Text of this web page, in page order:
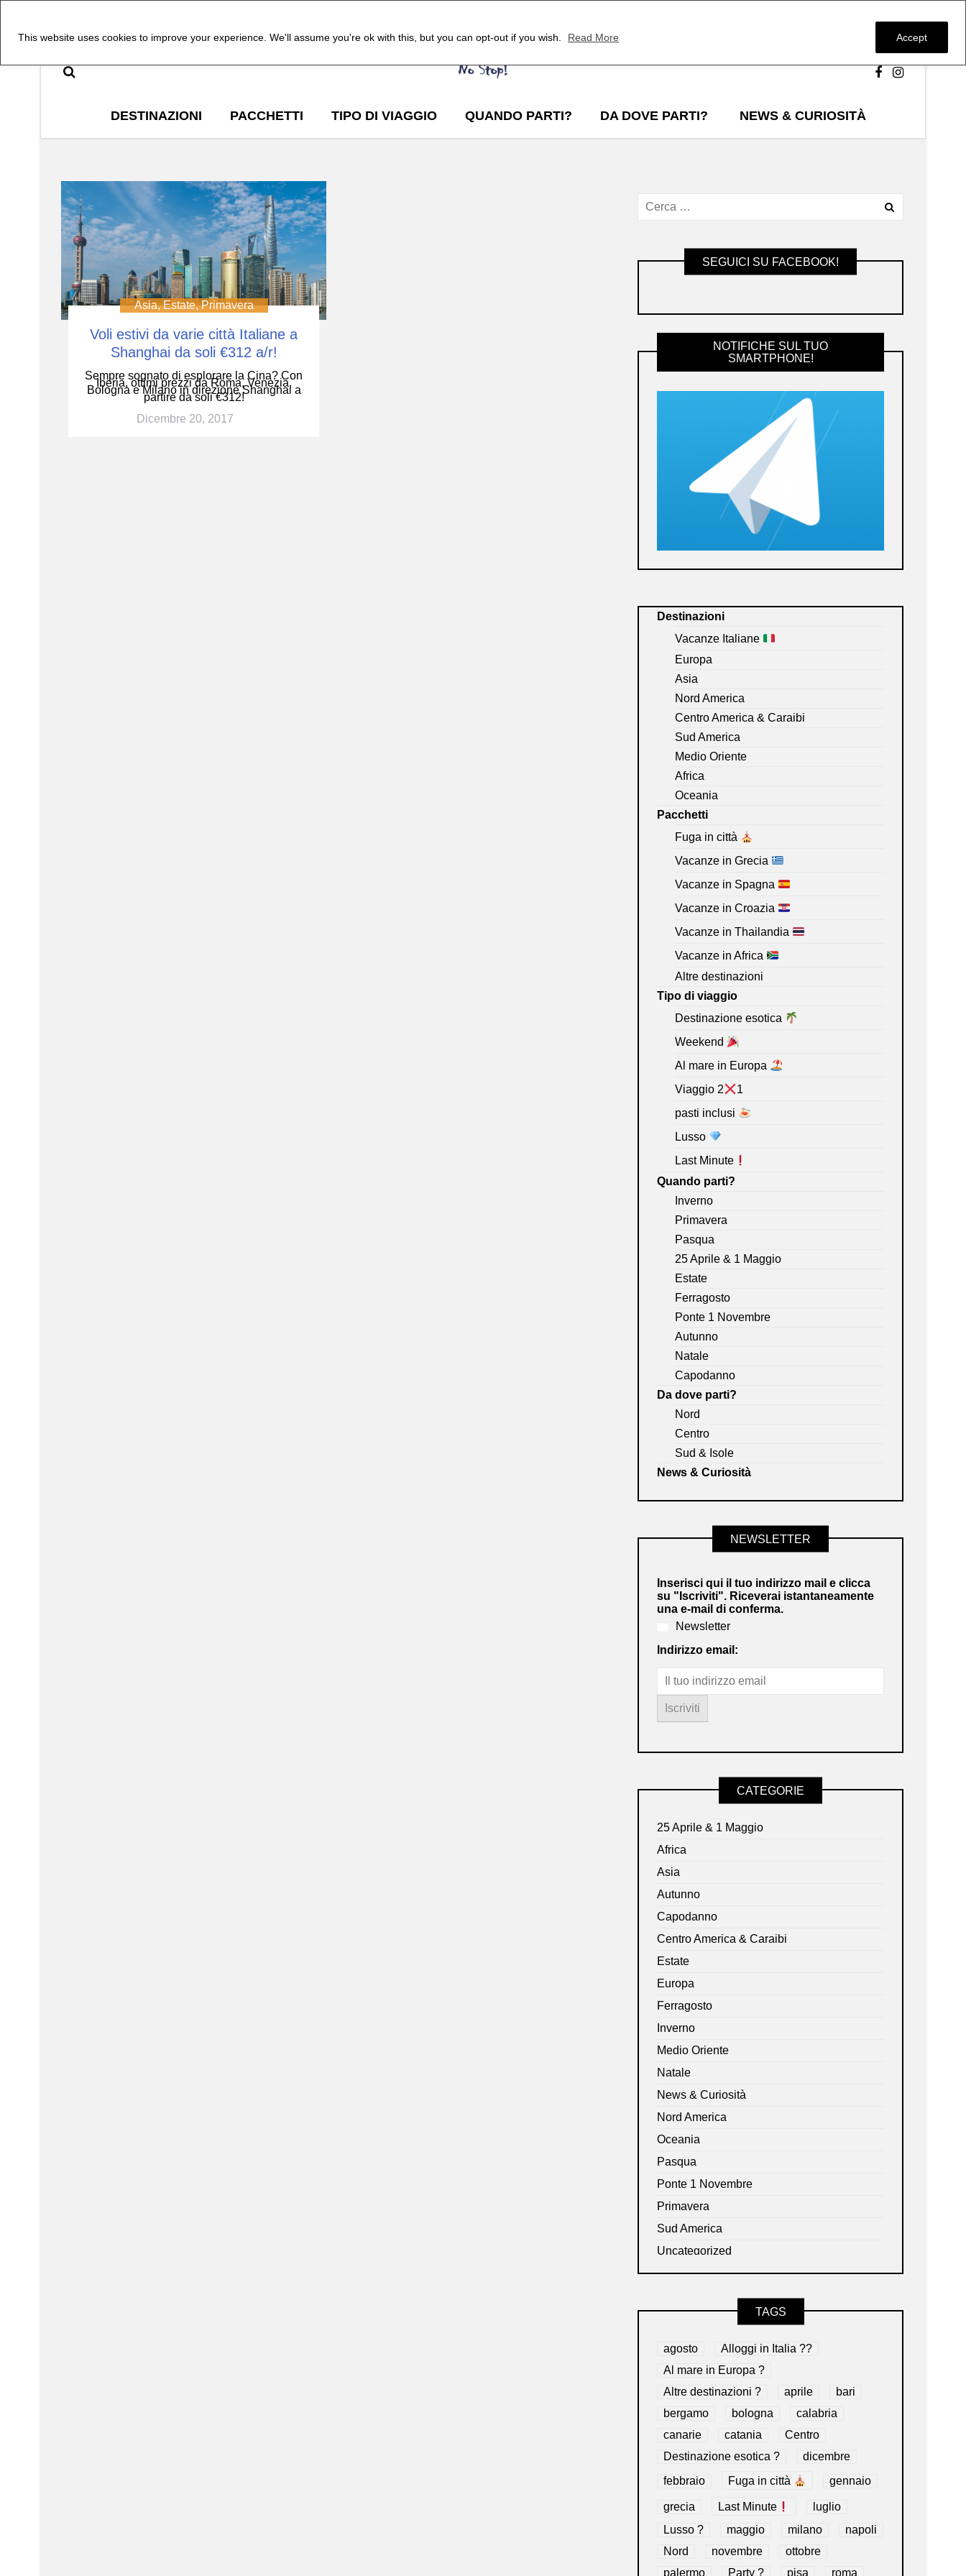
This website uses cookies to improve your experience. We'll assume you're ok with this, but you can opt-out if you wish. Read More Accept
DESTINAZIONI PACCHETTI TIPO DI VIAGGIO QUANDO PARTI? DA DOVE PARTI? NEWS & CURIOSITÀ
Asia,Estate,Primavera
Voli estivi da varie città Italiane a
Shanghai da soli €312 a/r!
Sempre sognato di esplorare la Cina? Con
Iberia, ottimi prezzi da Roma, Venezia,
Bologna e Milano in direzione Shanghai a
partire da soli €312!
Dicembre 20, 2017
SEGUICI SU FACEBOOK!
NOTIFICHE SUL TUO
SMARTPHONE!
Destinazioni
Vacanze Italiane
Europa
Asia
Nord America
Centro America & Caraibi
Sud America
Medio Oriente
Africa
Oceania
Pacchetti
Fuga in città
Vacanze in Grecia
Vacanze in Spagna
Vacanze in Croazia
Vacanze in Thailandia
Vacanze in Africa
Altre destinazioni
Tipo di viaggio
Destinazione esotica
Weekend
Al mare in Europa
Viaggio 2
1
pasti inclusi
Lusso
Last Minute
Quando parti?
Inverno
Primavera
Pasqua
25 Aprile & 1 Maggio
Estate
Ferragosto
Ponte 1 Novembre
Autunno
Natale
Capodanno
Da dove parti?
Nord
Centro
Sud & Isole
News & Curiosità
NEWSLETTER
Inserisci qui il tuo indirizzo mail e clicca
su "Iscriviti". Riceverai istantaneamente
una e-mail di conferma.
Newsletter
Indirizzo email:
CATEGORIE
25 Aprile & 1 Maggio
Africa
Asia
Autunno
Capodanno
Centro America & Caraibi
Estate
Europa
Ferragosto
Inverno
Medio Oriente
Natale
News & Curiosità
Nord America
Oceania
Pasqua
Ponte 1 Novembre
Primavera
Sud America
Uncategorized
TAGS
agosto
Alloggi in Italia ??
Al mare in Europa ?️
Altre destinazioni ?
aprile
bari
bergamo
bologna
calabria
canarie
catania
Centro
Destinazione esotica ?
dicembre
febbraio Fuga in città gennaio
grecia Last Minute
luglio
Lusso ?
maggio milano
napoli
Nord
novembre
ottobre
palermo
Party ? pisa roma